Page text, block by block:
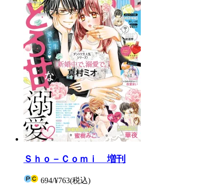
Ｓｈｏ－Ｃｏｍｉ 増刊
694/¥763(税込)